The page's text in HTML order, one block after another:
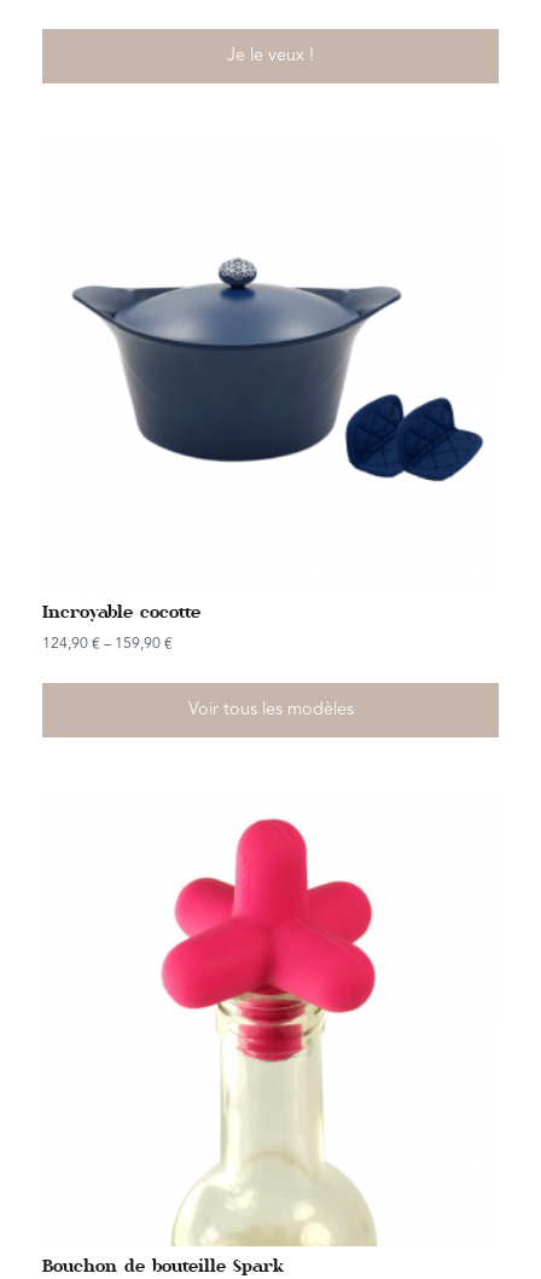
Je le veux !
Incroyable cocotte
124,90 € – 159,90 €
Voir tous les modèles
Bouchon de bouteille Spark